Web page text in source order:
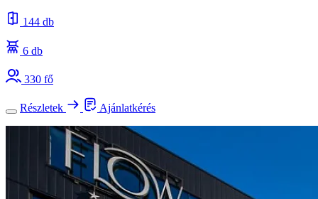
144 db
6 db
330 fő
Részletek Ajánlatkérés